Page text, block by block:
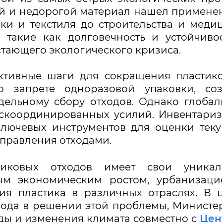
и недорогой материал нашел
и текстиля до строительства и
как долговечность и
экологического кризиса.
шаги для сокращения
одноразовой упаковки,
сбору отходов. Однако
усилий.
инструментов для оценки
отходами.
отходов имеет свои
экономическим ростом,
пластика в различных отраслях. В
в решении этой проблемы,
и изменения климата совместно с